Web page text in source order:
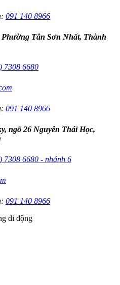
091 140 8966
Tân Sơn Nhất, Thành
7308 6680
091 140 8966
ngõ 26 Nguyễn Thái Học,
7308 6680 - nhánh 6
091 140 8966
di động